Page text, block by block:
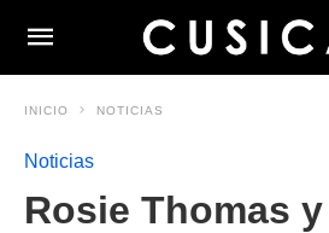
INICIO NOTICIAS
Noticias
Rosie Thomas